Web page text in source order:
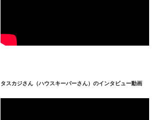
タスカジさん（ハウスキーパーさん）のインタビュー動画